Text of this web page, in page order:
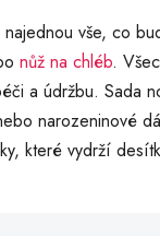
vše, co
nůž na chléb.
a údržbu. Sada
narozeninové
které vydrží